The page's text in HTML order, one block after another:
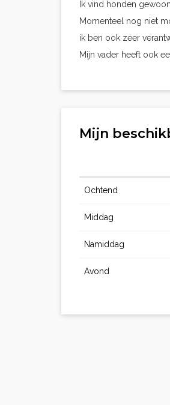
Ik vind honden
Momenteel nog niet
ik ben ook zeer
Mijn vader heeft ook
Mijn
Ochtend
Middag
Namiddag
Avond